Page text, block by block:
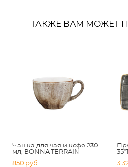
ТАКЖЕ ВАМ МОЖЕТ
Чашка для чая и кофе 230
мл, BONNA TERRAIN
850 pуб.
3